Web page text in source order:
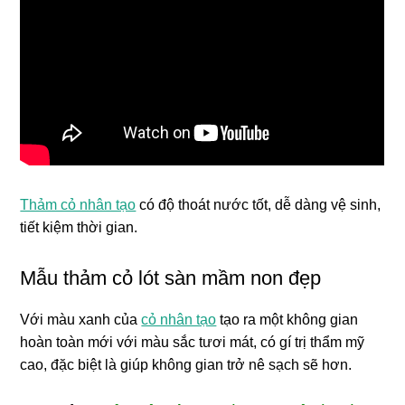
Thảm cỏ nhân tạo có độ thoát nước tốt, dễ dàng vệ sinh,
tiết kiệm thời gian.
Mẫu thảm cỏ lót sàn mầm non đẹp
Với màu xanh củacỏ nhân tạo tạo ra một không gian
hoàn toàn mới với màu sắc tươi mát, có gí trị thẩm mỹ
cao, đặc biệt là giúp không gian trở nê sạch sẽ hơn.